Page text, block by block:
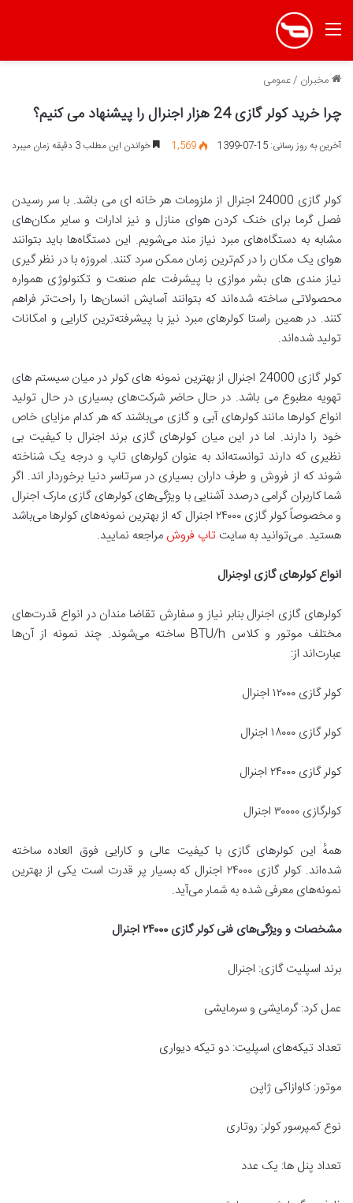
منو
مخبران /عمومی
چرا خرید کولر گازی 24 هزار اجنرال را پیشنهاد می کنیم؟
آخرین به روز رسانی: 15-07-1399 1,569 خواندن این مطلب 3 دقیقه زمان میبرد
کولر گازی 24000 اجنرال از ملزومات هر خانه ای می باشد. با سر رسیدن
فصل گرما برای خنک کردن هوای منازل و نیز ادارات و سایر مکان‌های
مشابه به دستگاه‌های مبرد نیاز مند می‌شویم. این دستگاه‌ها باید بتوانند
هوای یک مکان را در کم‌ترین زمان ممکن سرد کنند. امروزه با در نظر گیری
نیاز مندی های بشر موازی با پیشرفت علم صنعت و تکنولوژی همواره
محصولاتی ساخته شده‌اند که بتوانند آسایش انسان‌ها را راحت‌تر فراهم
کنند. در همین راستا کولرهای مبرد نیز با پیشرفته‌ترین کارایی و امکانات
تولید شده‌اند.
کولر گازی 24000 اجنرال از بهترین نمونه های کولر در میان سیستم های
تهویه مطبوع می باشد. در حال حاضر شرکت‌های بسیاری در حال تولید
انواع کولرها مانند کولرهای آبی و گازی می‌باشند که هر کدام مزایای خاص
خود را دارند. اما در این میان کولرهای گازی برند اجنرال با کیفیت بی
نظیری که دارند توانسته‌اند به عنوان کولرهای تاپ و درجه یک شناخته
شوند که از فروش و طرف داران بسیاری در سرتاسر دنیا برخوردار اند. اگر
شما کاربران گرامی درصدد آشنایی با ویژگی‌های کولرهای گازی مارک اجنرال
و مخصوصاً کولر گازی ۲۴۰۰۰ اجنرال که از بهترین نمونه‌های کولرها می‌باشد
هستید. می‌توانید به سایت تاپ فروش مراجعه نمایید.
انواع کولرهای گازی اوجنرال
کولرهای گازی اجنرال بنابر نیاز و سفارش تقاضا مندان در انواع قدرت‌های
مختلف موتور و کلاس BTU/h ساخته می‌شوند. چند نمونه از آن‌ها
عبارت‌اند از:
کولر گازی ۱۲۰۰۰ اجنرال
کولر گازی ۱۸۰۰۰ اجنرال
کولر گازی ۲۴۰۰۰ اجنرال
کولرگازی ۳۰۰۰۰ اجنرال
همهٔ این کولرهای گازی با کیفیت عالی و کارایی فوق العاده ساخته
شده‌اند. کولر گازی ۲۴۰۰۰ اجنرال که بسیار پر قدرت است یکی از بهترین
نمونه‌های معرفی شده به شمار می‌آید.
مشخصات و ویژگی‌های فنی کولر گازی ۲۴۰۰۰اجنرال
برند اسپلیت گازی: اجنرال
عمل کرد: گرمایشی و سرمایشی
تعداد تیکه‌های اسپلیت: دو تیکه دیواری
موتور: کاوازاکی ژاپن
نوع کمپرسور کولر: روتاری
تعداد پنل ها: یک عدد